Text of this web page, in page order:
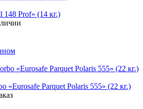
Prof» (14 кг.)
«Eurosafe Parquet Polaris 555» (22 кг.)